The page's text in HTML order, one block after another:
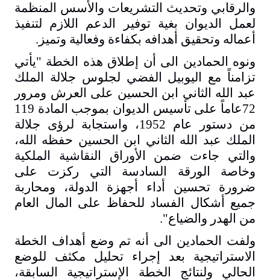
والرقابي وتحديث التشريعات والأسس المنظمة
لعمل الديوان بغية توفير الدعم اللازم لتنفيذ
أعماله وتحقيق أهدافه بكفاءة وفعالية وتميز .
ونوه الحمادين الى أن إطلاق هذه الخطة "يأتي
تزامناً مع اليوبيل الفضي لجلوس جلالة الملك
عبد الله الثاني ابن الحسين على العرش ومرور
72عاماً على تأسيس الديوان بموجب المادة 119
من دستور عام 1952، واستجابة لرؤى جلالة
الملك عبد الله الثاني ابن الحسين حفظه الله،
والتي جاءت ضمن الأوراق النقاشية الملكية
وخاصة الورقة السادسة التي ركزت على
ضرورة تحسين أداء أجهزة الدولة، ومحاربة
جميع أشكال الفساد للحفاظ على المال العام
من الهدر والضياع".
ولفت الحمادين الى أنه تم وضع أهداف الخطة
الاستراتيجية بعد إجراء تحليل مكثف للوضع
الحالي ولنتائج الخطة الإستراتيجية السابقة،